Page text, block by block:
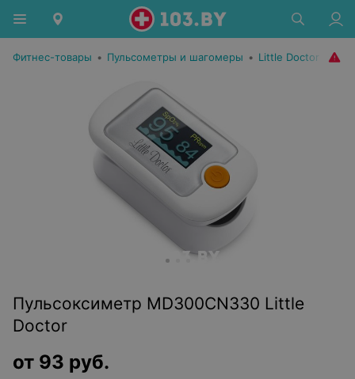
Фитнес-товары • Пульсометры и шагомеры • Little Doctor
Пульсоксиметр MD300CN330 Little
Doctor
от 93 руб.